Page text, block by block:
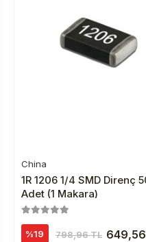
Sepete Ekle
China
1R 1206 1/4 SMD Direnç
Adet (1 Makara)
%19 798,96 TL